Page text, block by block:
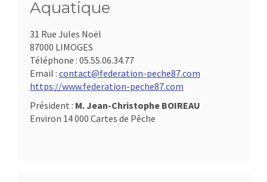
Aquatique
31 Rue Jules Noël
87000 LIMOGES
Téléphone : 05.55.06.34.77
Email : contact@federation-peche87.com
https://www.federation-peche87.com
Président : M. Jean-Christophe BOIREAU
Environ 14 000 Cartes de Pêche